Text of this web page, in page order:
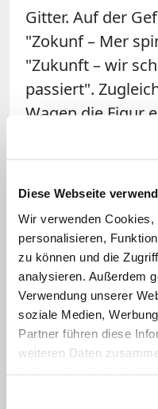
Diese Webseite
Wir verwenden
personalisieren,
zu können und die
analysieren. Außerdem
Verwendung unserer
soziale Medien,
Partner führen diese
weiteren Daten
Gitter. Auf der
"Zokunf – Mer
"Zukunft – wir
passiert".
Wagen die Figur
mit zwei langen
der katholischen
Bischofsstab und
Verschiedene
seit Langem,
Kirche auch
Bischöfinnen
(KNA)